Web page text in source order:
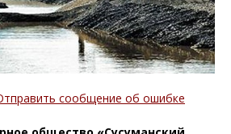
сообщение об ошибке